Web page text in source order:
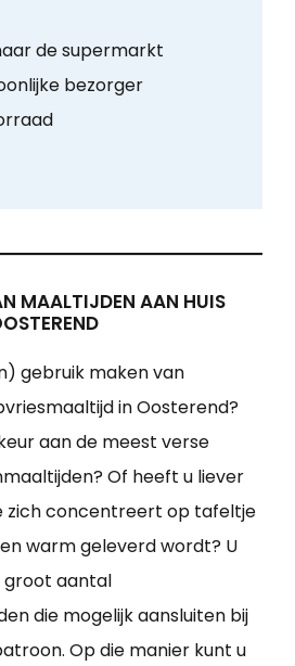
de supermarkt
bezorger
MAALTIJDEN AAN HUIS
gebruik maken van
in Oosterend?
aan de meest verse
Of heeft u liever
zich concentreert op tafeltje
warm geleverd wordt? U
groot aantal
die mogelijk aansluiten bij
Op die manier kunt u